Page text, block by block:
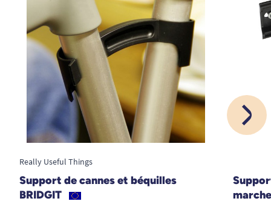
A. Anonymous
22/04/2022
très pratique
A. Anonymous
Really Useful Things
Support de cannes et béquilles
BRIDGIT